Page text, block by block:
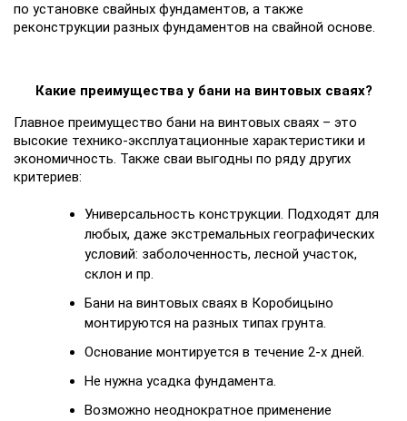
по установке свайных фундаментов, а также
реконструкции разных фундаментов на свайной основе.
Какие преимущества у бани на винтовых сваях?
Главное преимущество бани на винтовых сваях – это
высокие технико-эксплуатационные характеристики и
экономичность. Также сваи выгодны по ряду других
критериев:
Универсальность конструкции. Подходят для
любых, даже экстремальных географических
условий: заболоченность, лесной участок,
склон и пр.
Бани на винтовых сваях в Коробицыно
монтируются на разных типах грунта.
Основание монтируется в течение 2-х дней.
Не нужна усадка фундамента.
Возможно неоднократное применение